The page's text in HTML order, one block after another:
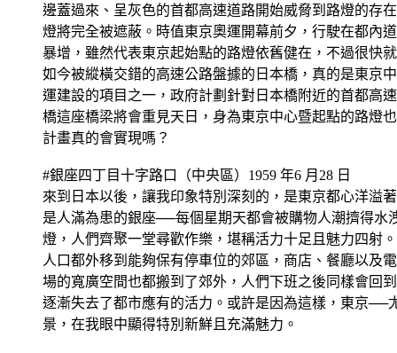
邊蓋過來、呈灰色的首都高速道路開始威脅到路燈的存
燈將完全被遮蔽。時值東京奧運開幕前夕，行駛在都內
暴增，雖然代表東京起始點的路燈依舊健在，不過很快
如今被縱橫交錯的高速公路盤據的日本橋，真的是東京
運建設的項目之一，政府計劃針對日本橋附近的首都高
橋這座橋梁將會重見天日，身為東京中心暨起點的路燈
計畫真的會實現嗎？
#銀座四丁目十字路口（中央區）1959 年6 月28 日
來到日本以後，讓我印象特別深刻的，是東京都心洋溢
是人滿為患的銀座──每個星期天都會被購物人潮擠得水
燈，人們齊聚一堂尋歡作樂，堪稱活力十足且魅力四射
人口都外移到能夠保有停車位的郊區，商店、餐廳以及
場的寬廣空間也都搬到了郊外，人們下班之後同樣會回
逐漸失去了都市應有的活力。或許是因為這樣，東京──
景，在我眼中顯得特別新鮮且充滿魅力。